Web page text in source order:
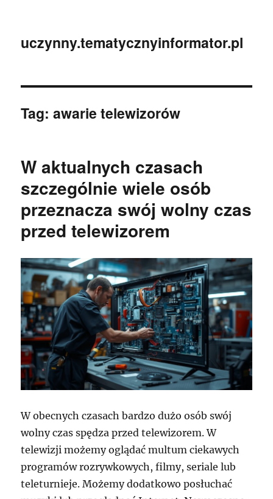
uczynny.tematycznyinformator.pl
Tag:awarie telewizorów
W aktualnych czasach
szczególnie wiele osób
przeznacza swój wolny czas
przed telewizorem
W obecnych czasach bardzo dużo osób swój
wolny czas spędza przed telewizorem. W
telewizji możemy oglądać multum ciekawych
programów rozrywkowych, filmy, seriale lub
teleturnieje. Możemy dodatkowo posłuchać